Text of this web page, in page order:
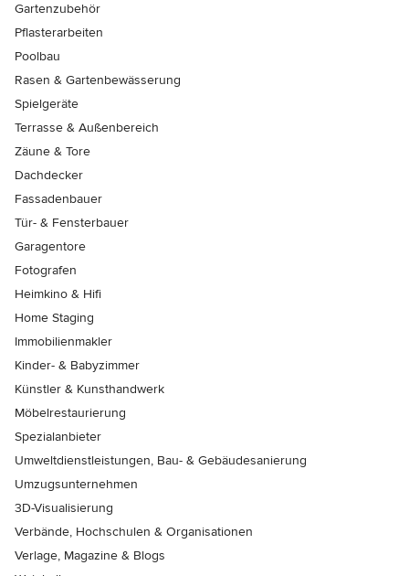
Gartenzubehör
Pflasterarbeiten
Poolbau
Rasen & Gartenbewässerung
Spielgeräte
Terrasse & Außenbereich
Zäune & Tore
Dachdecker
Fassadenbauer
Tür- & Fensterbauer
Garagentore
Fotografen
Heimkino & Hifi
Home Staging
Immobilienmakler
Kinder- & Babyzimmer
Künstler & Kunsthandwerk
Möbelrestaurierung
Spezialanbieter
Umweltdienstleistungen, Bau- & Gebäudesanierung
Umzugsunternehmen
3D-Visualisierung
Verbände, Hochschulen & Organisationen
Verlage, Magazine & Blogs